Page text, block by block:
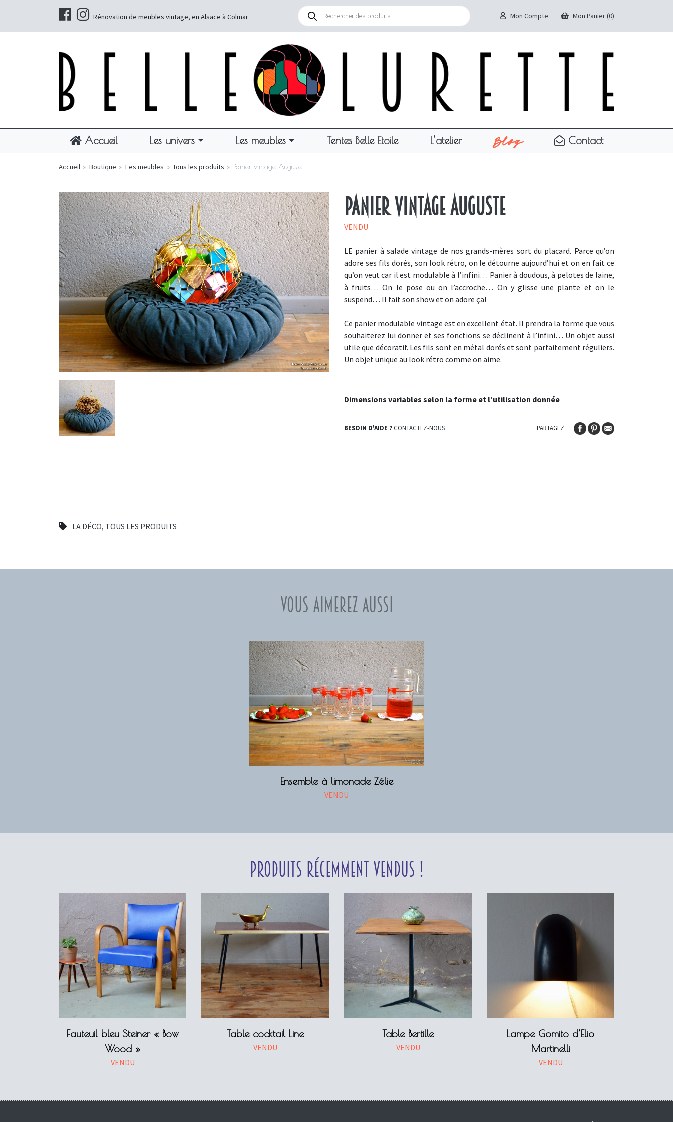
Rénovation de meubles vintage, en Alsace à Colmar
Recherche
produits
Mon Compte Mon Panier (0)
Accueil Les univers Les meubles Tentes Belle Etoile L’atelier Blog Contact
Accueil » Boutique » Les meubles » Tous les produits » Panier vintage Auguste
LA DÉCO, TOUS LES PRODUITS
Panier vintage Auguste
VENDU
LE panier à salade vintage de nos grands-mères sort du placard. Parce qu’on
adore ses fils dorés, son look rétro, on le détourne aujourd’hui et on en fait ce
qu’on veut car il est modulable à l’infini… Panier à doudous, à pelotes de laine,
à fruits… On le pose ou on l’accroche… On y glisse une plante et on le
suspend… Il fait son show et on adore ça!
Ce panier modulable vintage est en excellent état. Il prendra la forme que vous
souhaiterez lui donner et ses fonctions se déclinent à l’infini… Un objet aussi
utile que décoratif. Les fils sont en métal dorés et sont parfaitement réguliers.
Un objet unique au look rétro comme on aime.
Dimensions variables selon la forme et l’utilisation donnée
BESOIN D'AIDE ?CONTACTEZ-NOUS PARTAGEZ
Vous aimerez aussi
Ensemble à limonade Zélie
VENDU
Produits récemment vendus !
Fauteuil bleu Steiner « Bow
Wood »
VENDU
Table cocktail Line
VENDU
Table Bertille
VENDU
Lampe Gomito d’Elio
Martinelli
VENDU